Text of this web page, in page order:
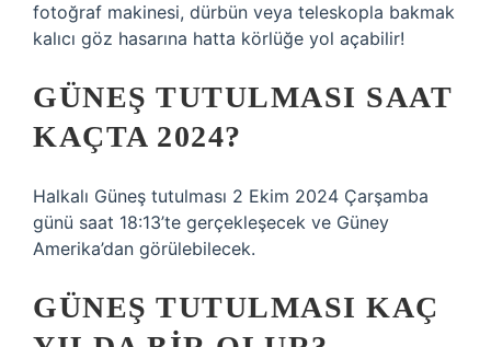
fotoğraf makinesi, dürbün veya teleskopla bakmak
kalıcı göz hasarına hatta körlüğe yol açabilir!
GÜNEŞ TUTULMASI SAAT
KAÇTA 2024?
Halkalı Güneş tutulması 2 Ekim 2024 Çarşamba
günü saat 18:13’te gerçekleşecek ve Güney
Amerika’dan görülebilecek.
GÜNEŞ TUTULMASI KAÇ